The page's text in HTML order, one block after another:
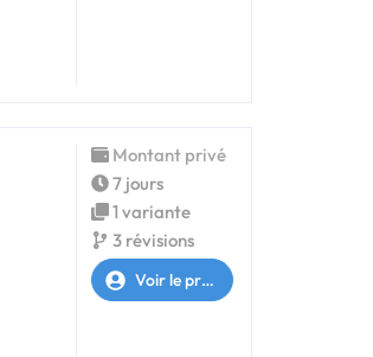
Montant privé
7 jours
1 variante
3 révisions
Voir le profil